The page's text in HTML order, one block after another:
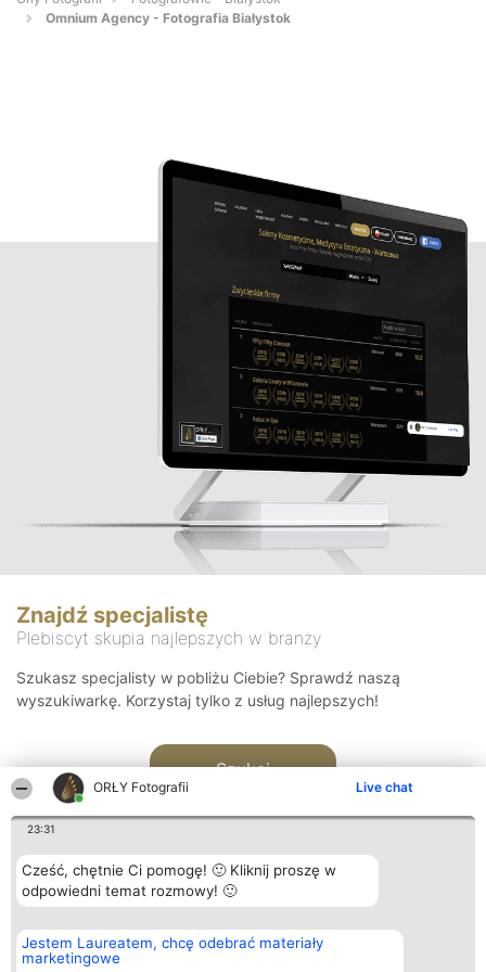
ORŁY Fotografii Live chat
23:31
Cześć, chętnie Ci pomogę! 🙂 Kliknij proszę w
odpowiedni temat rozmowy! 🙂
Jestem Laureatem, chcę odebrać materiały
marketingowe
Omnium Agency - Fotografia Białystok
Znajdź specjalistę
Plebiscyt skupia najlepszych w branży
Szukasz specjalisty w pobliżu Ciebie? Sprawdź naszą
wyszukiwarkę. Korzystaj tylko z usług najlepszych!
Szukaj
Organizator plebiscytu
Bright Side Solutions sp. z o.
o. sp. k.
Plebiscyt
Laureaci
Kontakt
Kontakt